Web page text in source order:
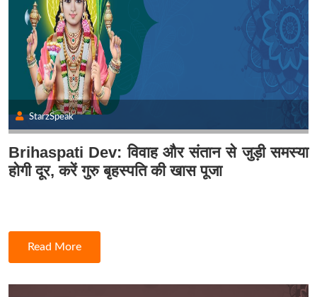
StarzSpeak
Brihaspati Dev: विवाह और संतान से जुड़ी समस्या
होगी दूर, करें गुरु बृहस्पति की खास पूजा
Read More